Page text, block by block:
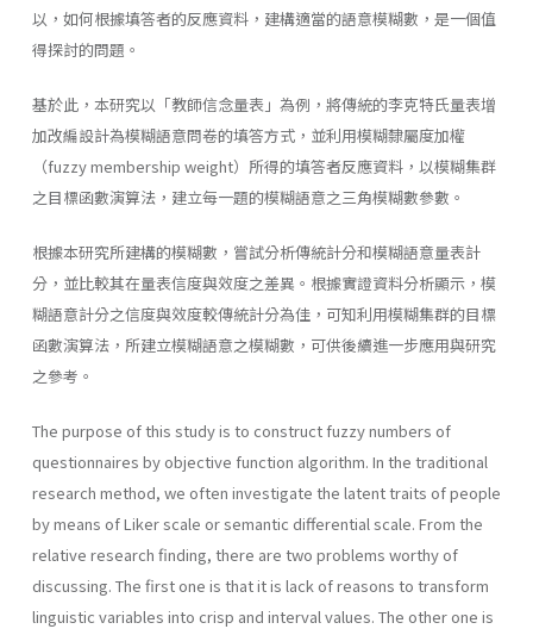
以，如何根據填答者的反應資料，建構適當的語意模糊數，是一個值
得探討的問題。
基於此，本研究以「教師信念量表」為例，將傳統的李克特氏量表增
加改編設計為模糊語意問卷的填答方式，並利用模糊隸屬度加權
（fuzzy membership weight）所得的填答者反應資料，以模糊集群
之目標函數演算法，建立每一題的模糊語意之三角模糊數參數。
根據本研究所建構的模糊數，嘗試分析傳統計分和模糊語意量表計
分，並比較其在量表信度與效度之差異。根據實證資料分析顯示，模
糊語意計分之信度與效度較傳統計分為佳，可知利用模糊集群的目標
函數演算法，所建立模糊語意之模糊數，可供後續進一步應用與研究
之參考。
The purpose of this study is to construct fuzzy numbers of
questionnaires by objective function algorithm. In the traditional
research method, we often investigate the latent traits of people
by means of Liker scale or semantic differential scale. From the
relative research finding, there are two problems worthy of
discussing. The first one is that it is lack of reasons to transform
linguistic variables into crisp and interval values. The other one is